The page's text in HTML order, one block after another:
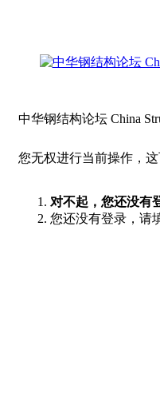
中华钢结构论坛 China
您无权进行当前操作，
对不起，您还没有
您还没有登录，请